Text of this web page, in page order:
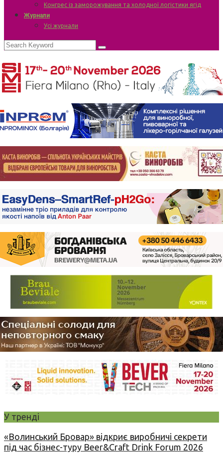
Конгрес із заморожування та холодної логістики ягід
Журнали
Усі журнали
У тренді
«Волинський Бровар» відкриє виробничі секрети
під час бізнес-туру Beer&Craft Drink Forum 2026